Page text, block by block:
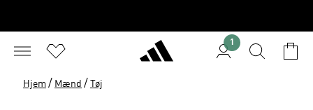
1
Hjem / Mænd / Tøj